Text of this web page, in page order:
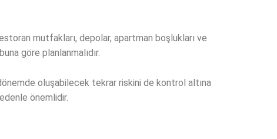
mutfakları, depolar, apartman boşlukları ve
göre planlanmalıdır.
oluşabilecek tekrar riskini de kontrol altına
önemlidir.